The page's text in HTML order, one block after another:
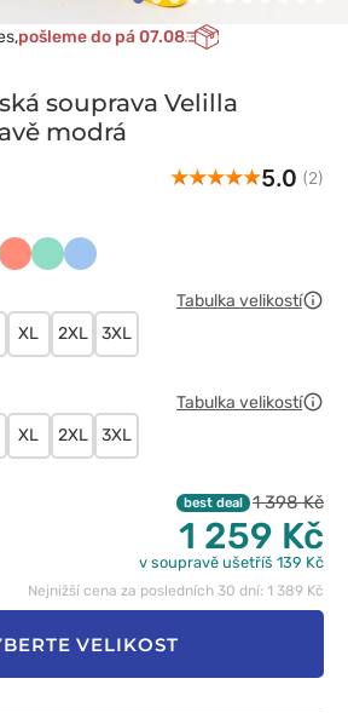
pošleme do pá 07.08
souprava Velilla
modrá
5.0 (2)
KoralowyMiętowyNiebieski
Tabulka velikostí
XL 2XL 3XL
Tabulka velikostí
XL 2XL 3XL
best deal 1 398 Kč
1 259 Kč
v soupravě ušetříš 139 Kč
Nejnižší cena za posledních 30 dní: 1 389 Kč
VELIKOST